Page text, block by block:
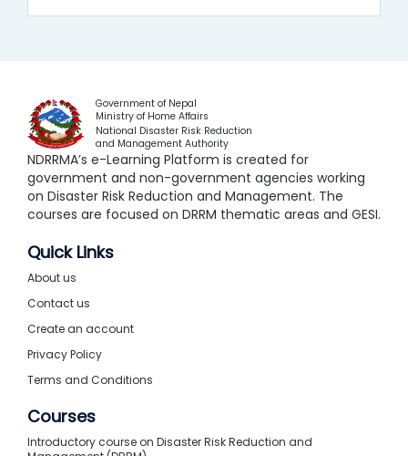
Government of Nepal
Ministry of Home Affairs
National Disaster Risk Reduction
and Management Authority
NDRRMA’s e-Learning Platform is created for
government and non-government agencies working
on Disaster Risk Reduction and Management. The
courses are focused on DRRM thematic areas and GESI.
Quick Links
About us
Contact us
Create an account
Privacy Policy
Terms and Conditions
Courses
Introductory course on Disaster Risk Reduction and